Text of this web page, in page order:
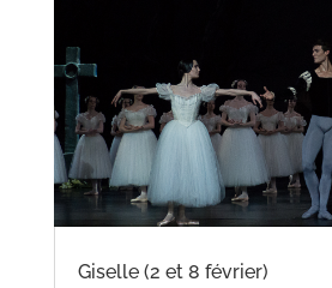
Giselle (2 et 8 février)